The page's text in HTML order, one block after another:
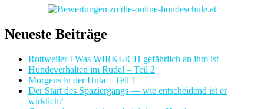
Neueste Beiträge
Rottweiler I Was WIRKLICH gefährlich an ihm ist
Hundeverhalten im Rudel – Teil 2
Morgens in der Huta – Teil 1
Der Start des Spaziergangs — wie entscheidend ist er
wirklich?